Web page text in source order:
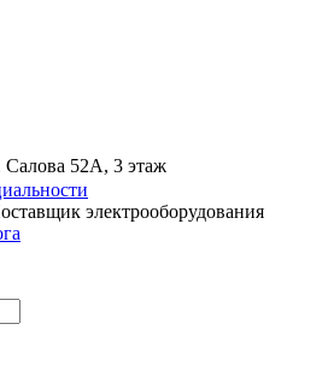
Салова 52А, 3 этаж
электрооборудования